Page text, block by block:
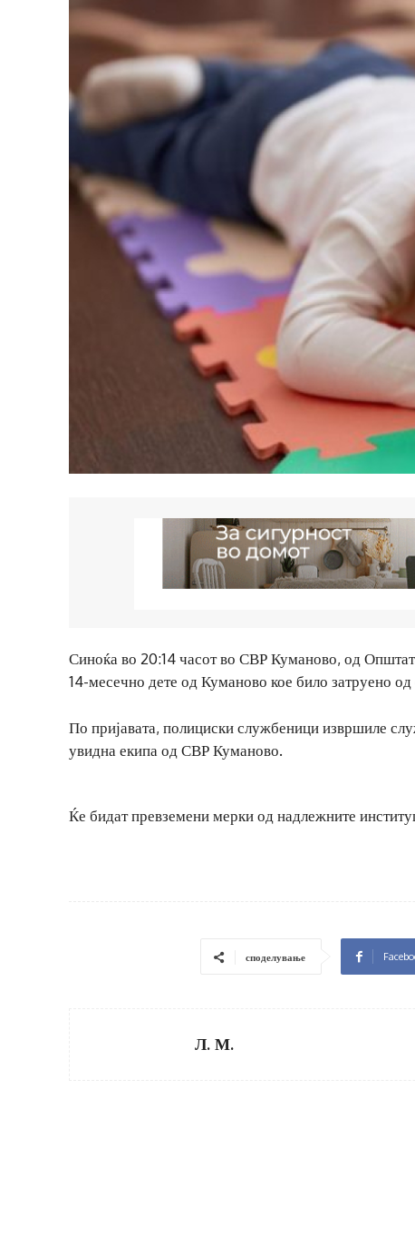
Синоќа во 20:14 часот во СВР Куманово, од
14-месечно дете од Куманово кое било затруено
По пријавата, полициски службеници извршиле
увидна екипа од СВР Куманово.
Ќе бидат превземени мерки од надлежните
споделување
Л. М.